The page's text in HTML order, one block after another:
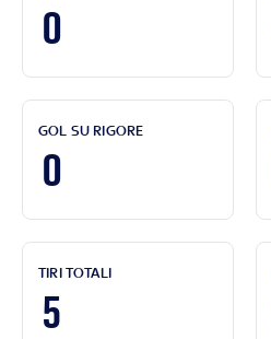
0
GOL SU RIGORE
0
TIRI TOTALI
5